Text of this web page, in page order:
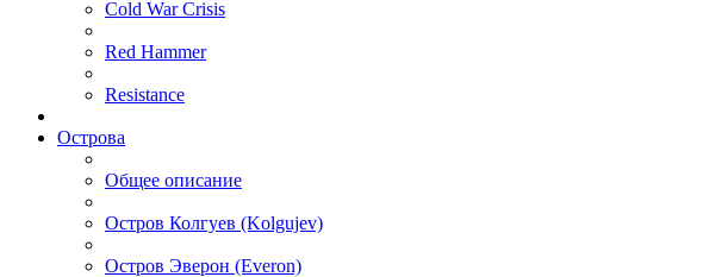
Cold War Crisis
Red Hammer
Resistance
Острова
Общее описание
Остров Колгуев (Kolgujev)
Остров Эверон (Everon)